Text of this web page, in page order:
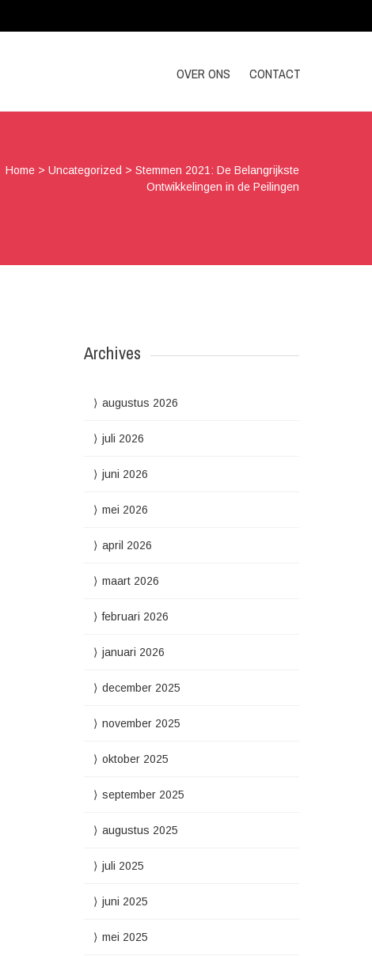
OVER ONS CONTACT
Home >Uncategorized >Stemmen 2021: De Belangrijkste
Ontwikkelingen in de Peilingen
Archives
augustus 2026
juli 2026
juni 2026
mei 2026
april 2026
maart 2026
februari 2026
januari 2026
december 2025
november 2025
oktober 2025
september 2025
augustus 2025
juli 2025
juni 2025
mei 2025